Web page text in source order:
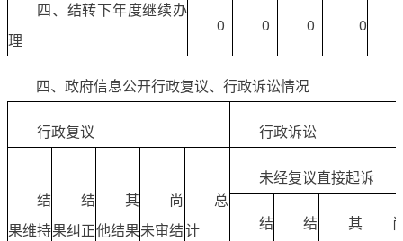
四、结转下年度继续办
理
0 0 0 0
四、政府信息公开行政复议、行政诉讼情况
行政复议 行政诉讼
结
果维持
结
果纠正
其
他结果
尚
未审结
总
计
未经复议直接起诉
结
结
其